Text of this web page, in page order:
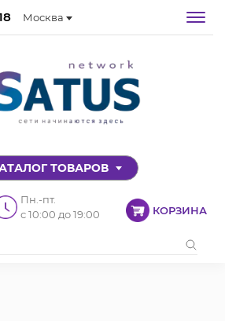
Москва
ТОВАРОВ
Пн.-пт.
с 10:00 до 19:00
КОРЗИНА